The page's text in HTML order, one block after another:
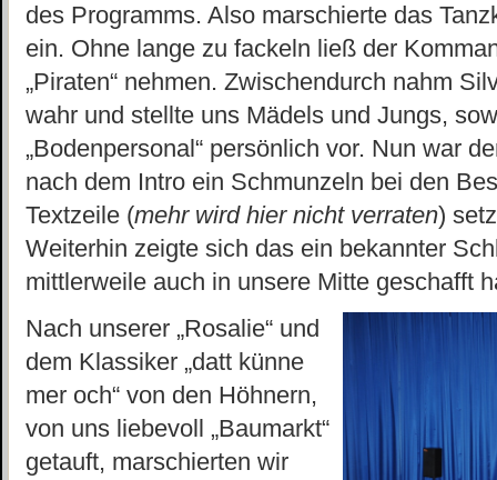
des Programms. Also marschierte das
ein. Ohne lange zu fackeln ließ der
„Piraten“ nehmen. Zwischendurch nahm
wahr und stellte uns Mädels und Jungs,
„Bodenpersonal“ persönlich vor. Nun war
nach dem Intro ein Schmunzeln bei den
Textzeile (mehr wird hier nicht verraten)
Weiterhin zeigte sich das ein bekannter
mittlerweile auch in unsere Mitte geschafft
Nach unserer „Rosalie“ und
dem Klassiker „datt künne
mer och“ von den Höhnern,
von uns liebevoll „Baumarkt“
getauft, marschierten wir